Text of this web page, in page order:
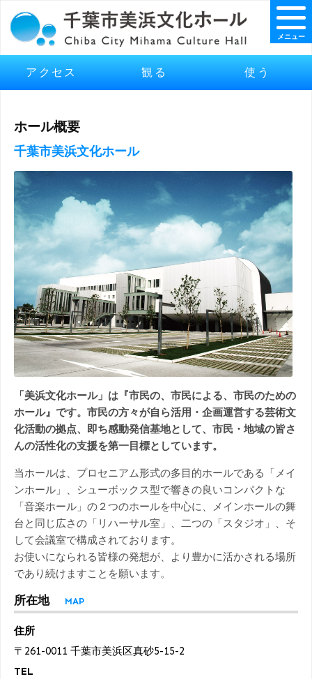
アクセス 観る 使う
メニュー
ホール概要
千葉市美浜文化ホール
「美浜文化ホール」は『市民の、市民による、市民のための
ホール』です。市民の方々が自ら活用・企画運営する芸術文
化活動の拠点、即ち感動発信基地として、市民・地域の皆さ
んの活性化の支援を第一目標としています。
当ホールは、プロセニアム形式の多目的ホールである「メイ
ンホール」、シューボックス型で響きの良いコンパクトな
「音楽ホール」の２つのホールを中心に、メインホールの舞
台と同じ広さの「リハーサル室」、二つの「スタジオ」、そ
して会議室で構成されております。
お使いになられる皆様の発想が、より豊かに活かされる場所
であり続けますことを願います。
所在地 MAP
住所
〒261-0011 千葉市美浜区真砂5-15-2
TEL